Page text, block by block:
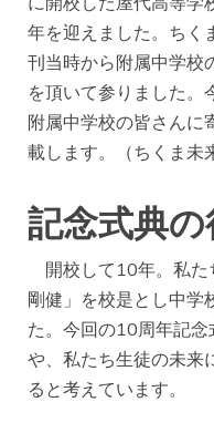
年を迎えました。ちく
刊当時から附属中学校
を頂いて参りました。
附属中学校の皆さんに
載します。（ちくま未
記念式典の
開校して10年。私た
剛健」を校是とし中学
た。今回の10周年記
や、私たち生徒の未来
ると考えています。